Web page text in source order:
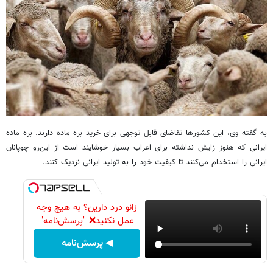
به گفته وی، این کشورها تقاضای قابل توجهی برای خرید بره ماده دارند. بره ماده
ایرانی که هنوز زایش نداشته برای اعراب بسیار خوشایند است از این‌رو چوپانان
ایرانی را استخدام می‌کنند تا کیفیت خود را به تولید ایرانی نزدیک کنند.
زانو درد دارین؟ به هیچ وجه
عمل نکنید❌ "پرسش‌نامه"
◀ پرسش‌نامه